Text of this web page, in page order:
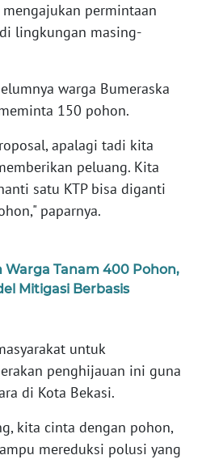
permintaan
lingkungan masing-
warga Bumeraska
150 pohon.
apalagi tadi kita
peluang. Kita
satu KTP bisa diganti
paparnya.
Warga Tanam 400 Pohon,
Mitigasi Berbasis
untuk
penghijauan ini guna
di Kota Bekasi.
kita cinta dengan pohon,
mereduksi polusi yang